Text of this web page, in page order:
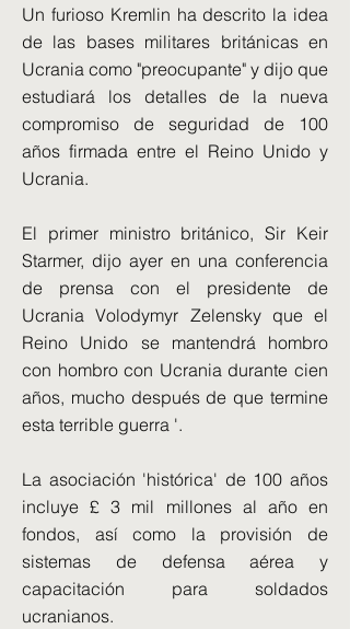
Un furioso Kremlin ha descrito la idea
de las bases militares británicas en
Ucrania como "preocupante" y dijo que
estudiará los detalles de la nueva
compromiso de seguridad de 100
años firmada entre el Reino Unido y
Ucrania.
El primer ministro británico, Sir Keir
Starmer, dijo ayer en una conferencia
de prensa con el presidente de
Ucrania Volodymyr Zelensky que el
Reino Unido se mantendrá hombro
con hombro con Ucrania durante cien
años, mucho después de que termine
esta terrible guerra '.
La asociación 'histórica' de 100 años
incluye £ 3 mil millones al año en
fondos, así como la provisión de
sistemas de defensa aérea y
capacitación para soldados
ucranianos.